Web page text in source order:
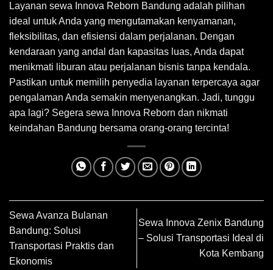
Layanan sewa Innova Reborn Bandung adalah pilihan
ideal untuk Anda yang mengutamakan kenyamanan,
fleksibilitas, dan efisiensi dalam perjalanan. Dengan
kendaraan yang andal dan kapasitas luas, Anda dapat
menikmati liburan atau perjalanan bisnis tanpa kendala.
Pastikan untuk memilih penyedia layanan terpercaya agar
pengalaman Anda semakin menyenangkan. Jadi, tunggu
apa lagi? Segera sewa Innova Reborn dan nikmati
keindahan Bandung bersama orang-orang tercinta!
Sewa Avanza Bulanan
Bandung: Solusi
Transportasi Praktis dan
Ekonomis
Sewa Innova Zenix Bandung
– Solusi Transportasi Ideal di
Kota Kembang